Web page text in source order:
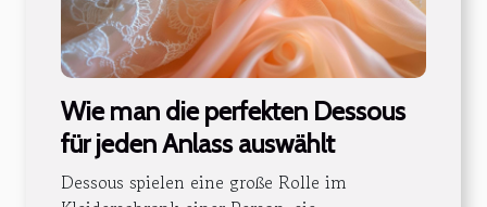
Wie man die perfekten Dessous
für jeden Anlass auswählt
Dessous spielen eine große Rolle im